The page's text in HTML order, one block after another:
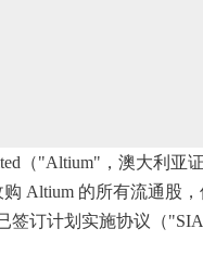
（"Altium"，澳大利亚
Altium 的所有流通股
签订计划实施协议（